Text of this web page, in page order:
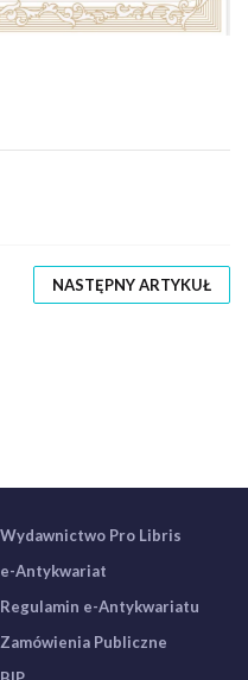
NASTĘPNY ARTYKUŁ
Wydawnictwo Pro Libris
e-Antykwariat
Regulamin e-Antykwariatu
Zamówienia Publiczne